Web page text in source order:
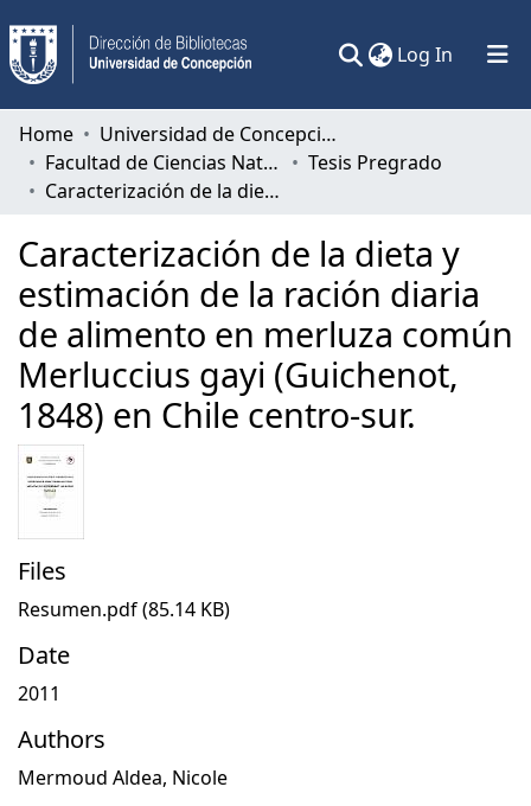
Log In (current)
Communities & Collections
All of DSpace
Home
Universidad de Concepción
Facultad de Ciencias Naturales y Oceanográficas
Tesis Pregrado
Caracterización de la dieta y estimación de la ración diaria de alimento en merluza común Merluccius gayi (Guichenot, 1848) en Chile centro-sur.
Caracterización de la dieta y
estimación de la ración diaria
de alimento en merluza común
Merluccius gayi (Guichenot,
1848) en Chile centro-sur.
Files
Resumen.pdf(85.14 KB)
Date
2011
Authors
Mermoud Aldea, Nicole